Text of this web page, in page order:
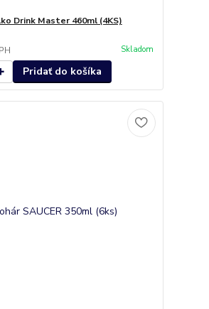
Drink Master 460ml (4KS)
Skladom
Pridať do košíka